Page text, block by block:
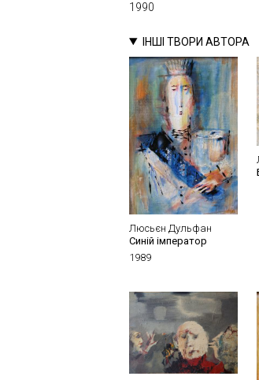
1990
ІНШІ ТВОРИ АВТОРА
Люсьєн Дульфан
Синій імператор
1989